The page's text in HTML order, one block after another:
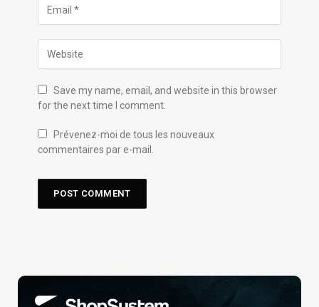
Save my name, email, and website in this browser
for the next time I comment.
Prévenez-moi de tous les nouveaux
commentaires par e-mail.